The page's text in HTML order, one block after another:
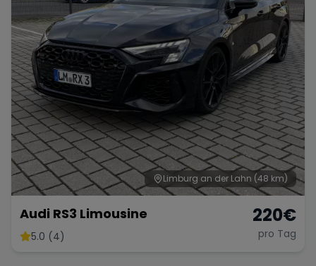
Limburg an der Lahn (48 km)
Audi RS3 Limousine
5.0 (4)
220€
pro Tag